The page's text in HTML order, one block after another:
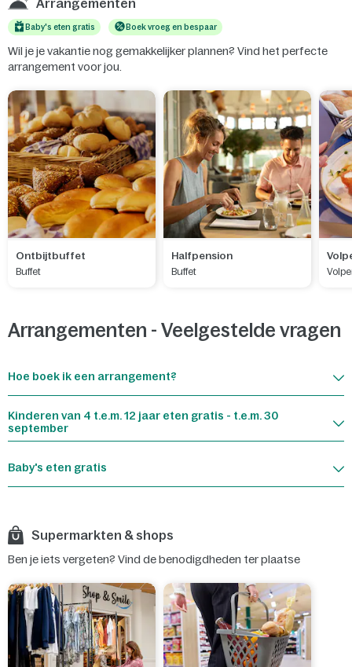
Arrangementen
Baby's eten gratis Boek vroeg en bespaar
Wil je je vakantie nog gemakkelijker plannen? Vind het perfecte
arrangement voor jou.
Ontbijtbuffet
Buffet
Halfpension
Buffet
Arrangementen - Veelgestelde vragen
Hoe boek ik een arrangement?
Kinderen van 4 t.e.m. 12 jaar eten gratis - t.e.m. 30
september
Baby's eten gratis
Supermarkten & shops
Ben je iets vergeten? Vind de benodigdheden ter plaatse